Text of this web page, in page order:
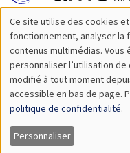
Utilisation
des
données
personnelles
et
Ce site utilise des cookies
fonctionnement, analyser
contenus multimédias.
personnaliser l’utilisation
modifié à tout moment
accessible en bas de page.
politique de confidentialité.
Personnaliser